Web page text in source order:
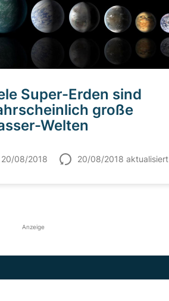
Super-Erden sind
große
Welten
20/08/2018 20/08/2018 aktualisiert
Anzeige